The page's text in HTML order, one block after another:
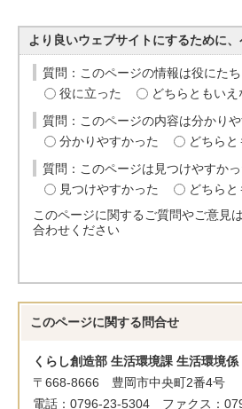
より良いウェブサイトにするために
質問：このページの情報は役にた
役に立った
どちらともいえ
質問：このページの内容は分かり
分かりやすかった
どちら
質問：このページは見つけやすか
見つけやすかった
どちら
このページに関するご質問やご意見
合わせください
このページに関する 問合せ
くらし創造部 生活環境課 生活環境係
〒668-8666 豊岡市中央町2番4号
電話：0796-23-5304 ファクス：